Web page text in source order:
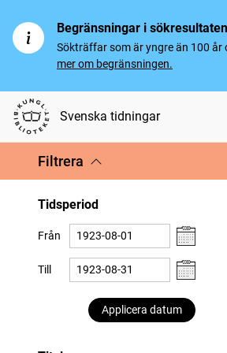
Begränsningar i sökresultaten
Sökträffar som är yngre än 100
mer om begränsningen.
Svenska tidningar
Filtrera
Tidsperiod
Från
Till
Applicera datum